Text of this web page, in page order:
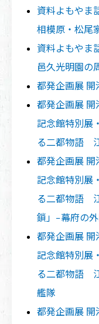
資料よもやま
相模原・松尾
資料よもやま
邑久光明園の
都発企画展 開
都発企画展 開
記念館特別展
る二都物語
都発企画展 開
記念館特別展
る二都物語
鎖」−幕府の
都発企画展 開
記念館特別展
る二都物語
艦隊
都発企画展 開